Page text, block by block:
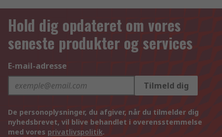
Hold dig opdateret om vores
seneste produkter og services
E-mail-adresse
Tilmeld dig
De personoplysninger, du afgiver, når du tilmelder dig
nyhedsbrevet, vil blive behandlet i overensstemmelse
med vores privatlivspolitik.